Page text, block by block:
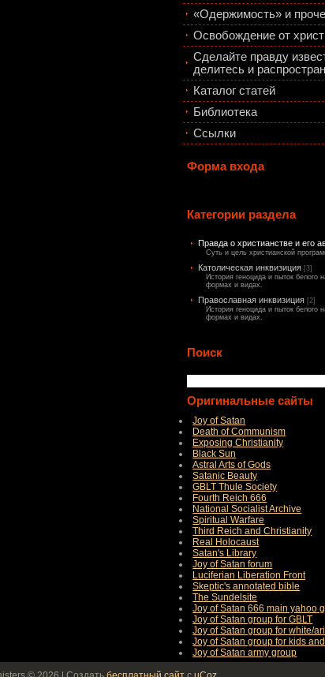
«Одержимость» и
Освобождение от
Сделайте правду
делитесь и
Каталог статей
Библиотека
Ссылки
Форма входа
Категории раздела
Правда о христианстве и его
Суть и цель христианской
Католическая инквизиция [3]
История геноцида и пыток белого
формах и видах.
Православная инквизиция [2]
История геноцида и пыток белого
формах и видах.
Поиск
Оригинальные сайты
Joy of Satan
Death of Communism
Exposing Christianity
Black Sun
Astral Arts of Gods
Satanic Beauty
GBLT Thule Society
Fourth Reich 666
National Socialist Archive
Spiritual Warfare
Third Reich and Christianity
Real Holocaust
Satan's Library
Joy of Satan forum
Luciferian Liberation Front
Skeptic's annotated bible
The Sundelsite
Joy of Satan 666 main yahoo
Joy of Satan group for GBLT
Joy of Satan group for white/
Joy of Satan group for kids
Joy of Satan army group